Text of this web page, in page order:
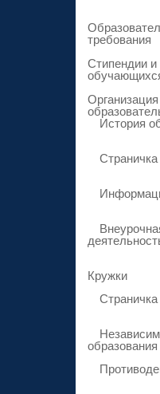
требования
Стипендии
История
Кружки
образования